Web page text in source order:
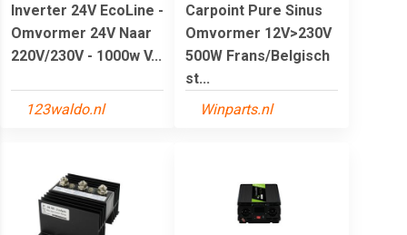
Inverter 24V EcoLine -
Omvormer 24V Naar
220V/230V - 1000w V...
123waldo.nl
Carpoint Pure Sinus
Omvormer 12V>230V
500W Frans/Belgisch
st...
Winparts.nl